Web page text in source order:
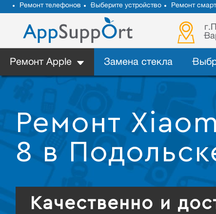
Ремонт телефонов Выберите устройство Ремонт
Ремонт Apple Замена стекла
Ремонт
8 в
Качественно и